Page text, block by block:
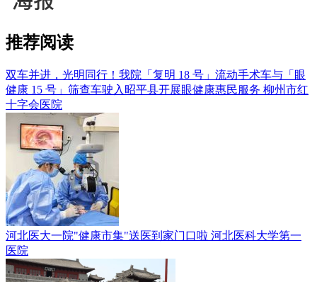
推荐阅读
双车并进，光明同行！我院「复明 18 号」流动手术车与「眼
健康 15 号」筛查车驶入昭平县开展眼健康惠民服务 柳州市红
十字会医院
河北医大一院"健康市集"送医到家门口啦 河北医科大学第一
医院